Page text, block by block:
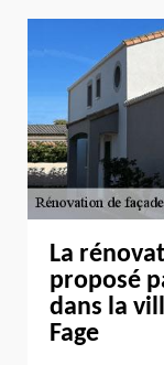
La
proposé
dans la
Fage